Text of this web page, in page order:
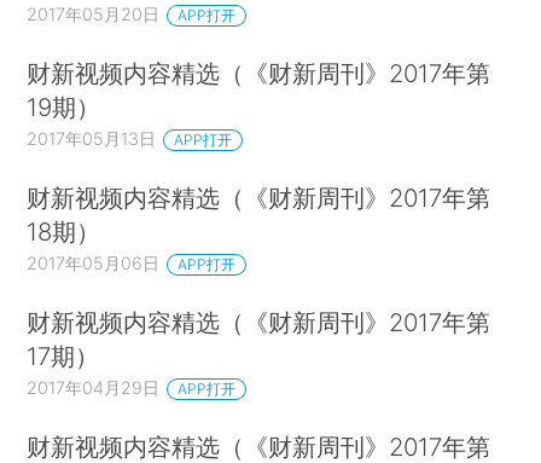
2017年05月20日 APP打开
财新视频内容精选（《财新周刊》2017年第
19期）
2017年05月13日 APP打开
财新视频内容精选（《财新周刊》2017年第
18期）
2017年05月06日 APP打开
财新视频内容精选（《财新周刊》2017年第
17期）
2017年04月29日 APP打开
财新视频内容精选（《财新周刊》2017年第